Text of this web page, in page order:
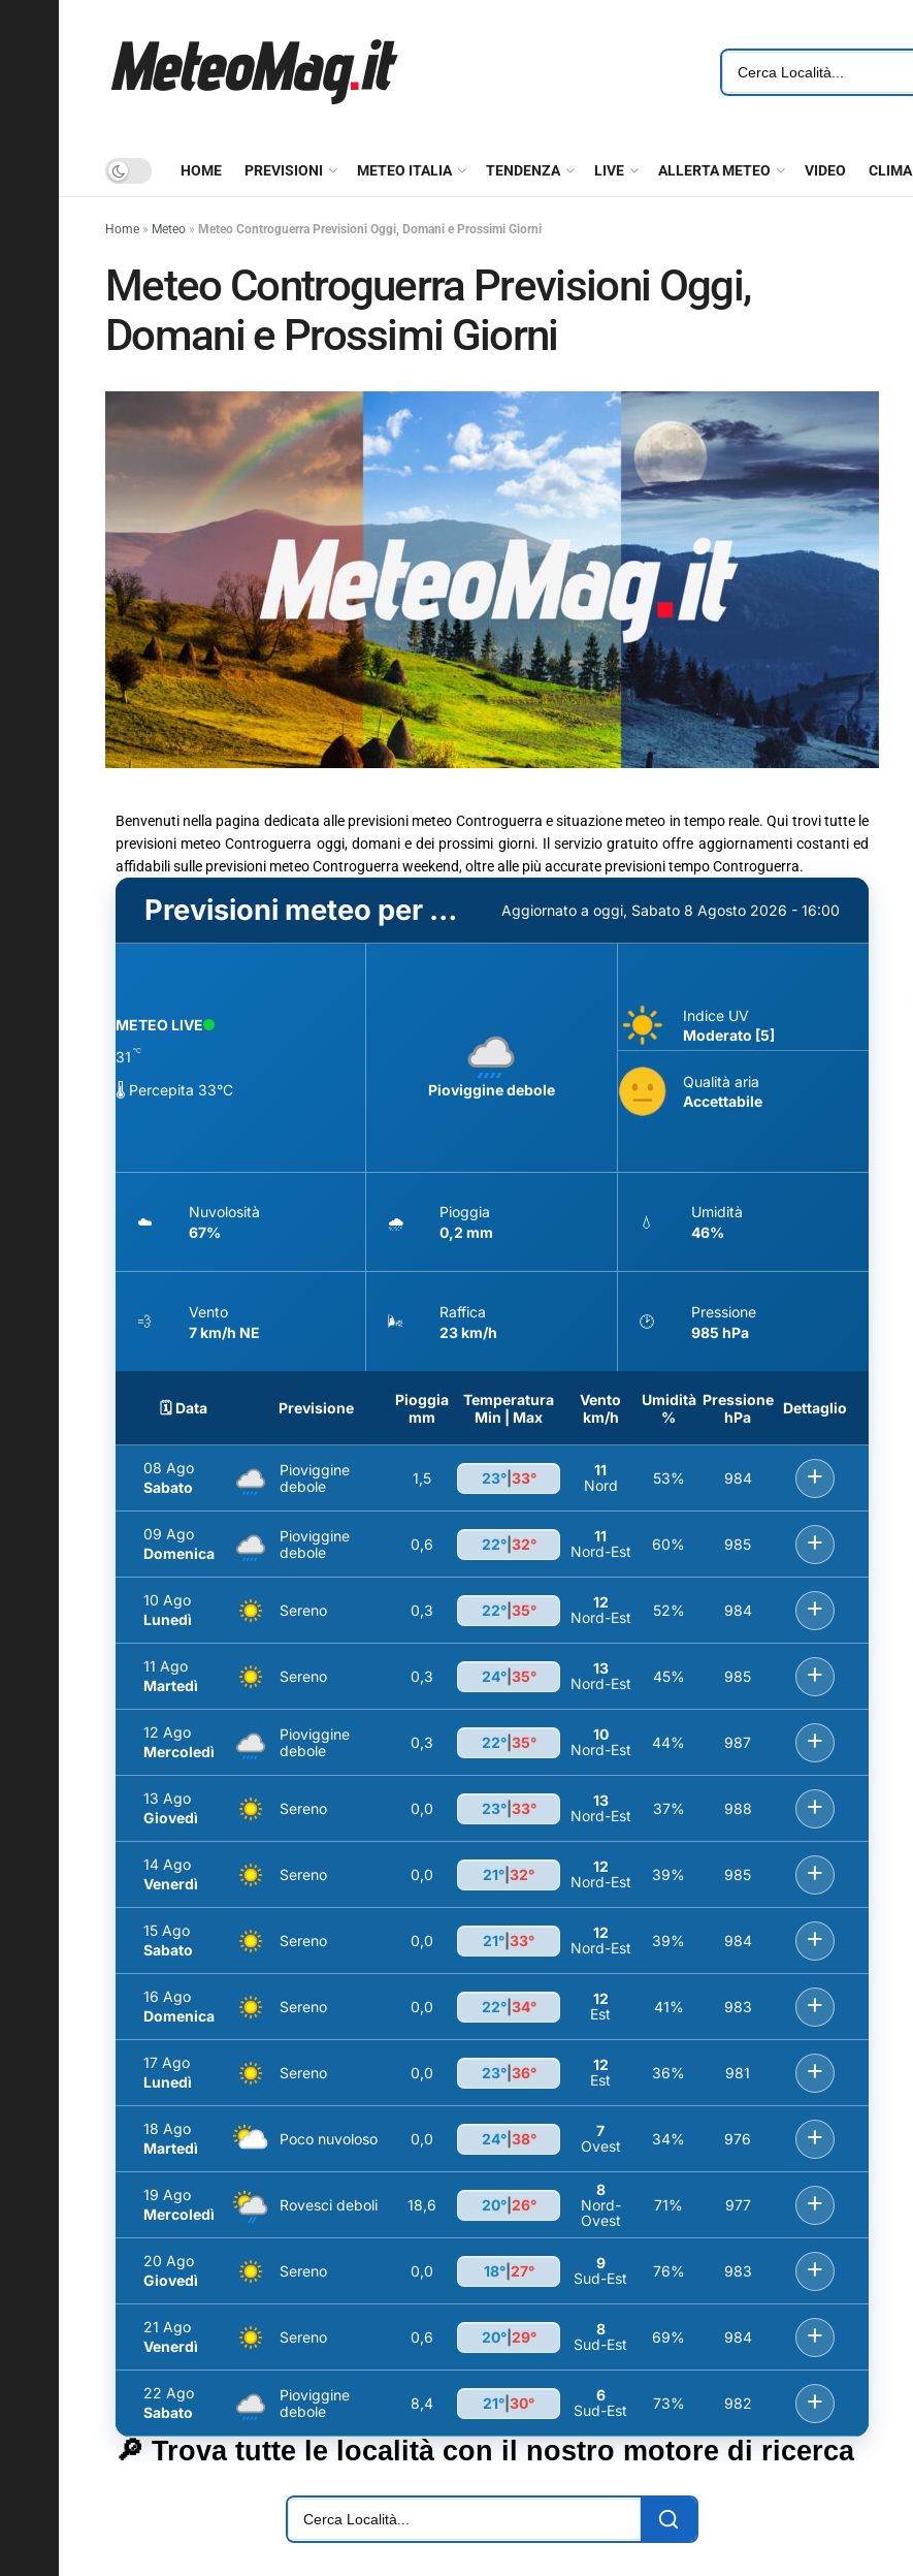
HOME PREVISIONI METEO ITALIA TENDENZA LIVE ALLERTA METEO VIDEO CLIMA
Home » Meteo » Meteo Controguerra Previsioni Oggi, Domani e Prossimi Giorni
Meteo Controguerra Previsioni Oggi,
Domani e Prossimi Giorni
Benvenuti nella pagina dedicata alle previsioni meteo Controguerra e situazione meteo in tempo reale. Qui trovi tutte le
previsioni meteo Controguerra oggi, domani e dei prossimi giorni. Il servizio gratuito offre aggiornamenti costanti ed
affidabili sulle previsioni meteo Controguerra weekend, oltre alle più accurate previsioni tempo Controguerra.
Previsioni meteo per Controguerra (TE) Aggiornato a oggi, Sabato 8 Agosto 2026 - 16:00
METEO LIVE
31 °C
🌡️ Percepita 33°C Pioviggine debole
Indice UV
Moderato [5]
Qualità aria
Accettabile
☁️
Nuvolosità
67%
🌧️
Pioggia
0,2 mm
💧
Umidità
46%
💨
Vento
7 km/h NE
🌬️
Raffica
23 km/h
🕑
Pressione
985 hPa
🗓️ Data Previsione
Pioggia
mm
Temperatura
Min | Max
Vento
km/h
Umidità
%
Pressione
hPa
Dettaglio
08 Ago
Sabato
Pioviggine
debole
1,5 23°| 33°
11
Nord
53% 984 +
09 Ago
Domenica
Pioviggine
debole
0,6 22°| 32°
11
Nord-Est
60% 985 +
10 Ago
Lunedì
Sereno 0,3 22°| 35°
12
Nord-Est
52% 984 +
11 Ago
Martedì
Sereno 0,3 24°| 35°
13
Nord-Est
45% 985 +
12 Ago
Mercoledì
Pioviggine
debole
0,3 22°| 35°
10
Nord-Est
44% 987 +
13 Ago
Giovedì
Sereno 0,0 23°| 33°
13
Nord-Est
37% 988 +
14 Ago
Venerdì
Sereno 0,0 21° 32°
12
Nord-Est
39% 985 +
15 Ago
Sabato
Sereno 0,0 21° 33°
12
Nord-Est
39% 984 +
16 Ago
Domenica
Sereno 0,0 22°| 34°
12
Est
41% 983 +
17 Ago
Lunedì
Sereno 0,0 23°| 36°
12
Est
36% 981 +
18 Ago
Martedì
Poco nuvoloso 0,0 24°| 38°
7
Ovest
34% 976 +
19 Ago
Mercoledì
Rovesci deboli 18,6 20°| 26°
8
Nord-
Ovest
71% 977 +
20 Ago
Giovedì
Sereno 0,0 18°| 27°
9
Sud-Est
76% 983 +
21 Ago
Venerdì
Sereno 0,6 20°| 29°
8
Sud-Est
69% 984 +
22 Ago
Sabato
Pioviggine
debole
8,4 21° 30°
6
Sud-Est
73% 982 +
🔎 Trova tutte le località con il nostro motore di ricerca